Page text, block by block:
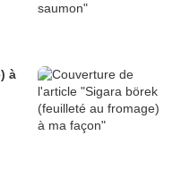
à